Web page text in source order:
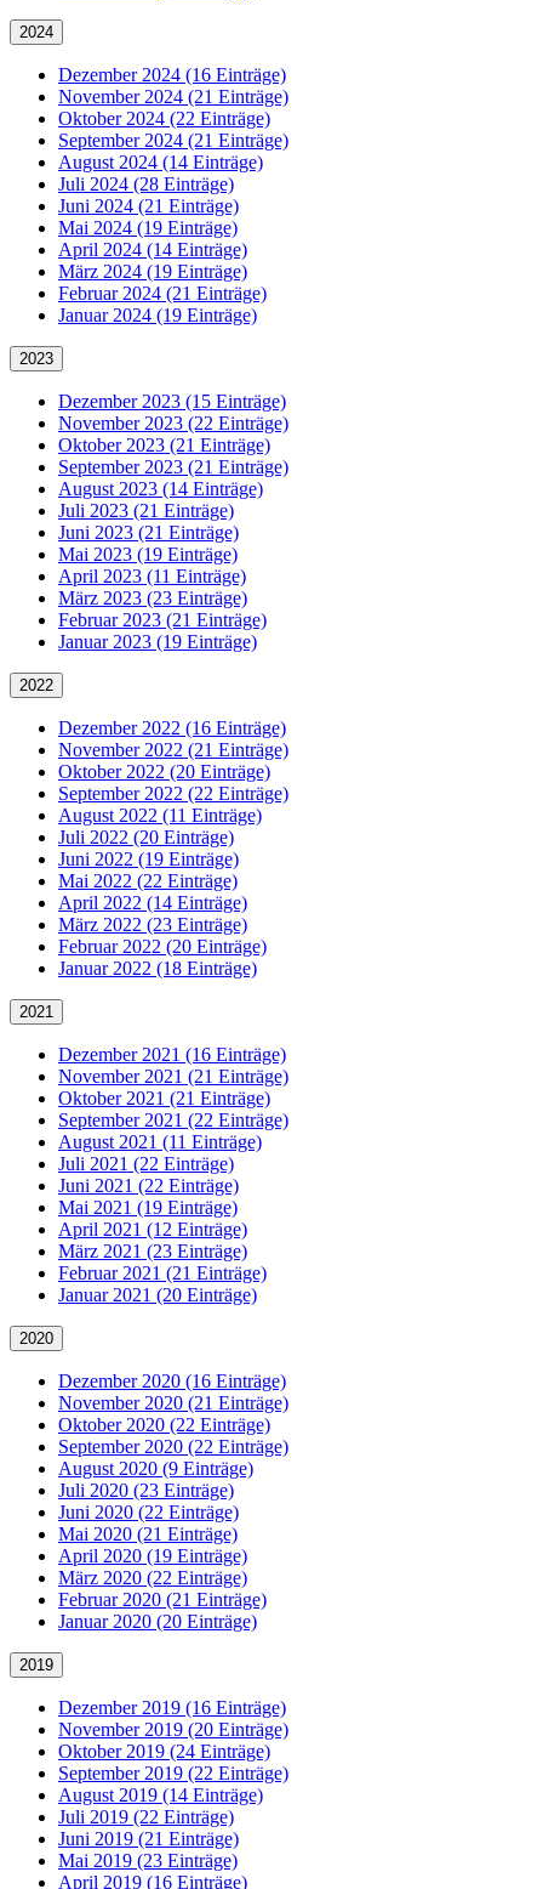
2024
Dezember 2024 (16 Einträge)
November 2024 (21 Einträge)
Oktober 2024 (22 Einträge)
September 2024 (21 Einträge)
August 2024 (14 Einträge)
Juli 2024 (28 Einträge)
Juni 2024 (21 Einträge)
Mai 2024 (19 Einträge)
April 2024 (14 Einträge)
März 2024 (19 Einträge)
Februar 2024 (21 Einträge)
Januar 2024 (19 Einträge)
2023
Dezember 2023 (15 Einträge)
November 2023 (22 Einträge)
Oktober 2023 (21 Einträge)
September 2023 (21 Einträge)
August 2023 (14 Einträge)
Juli 2023 (21 Einträge)
Juni 2023 (21 Einträge)
Mai 2023 (19 Einträge)
April 2023 (11 Einträge)
März 2023 (23 Einträge)
Februar 2023 (21 Einträge)
Januar 2023 (19 Einträge)
2022
Dezember 2022 (16 Einträge)
November 2022 (21 Einträge)
Oktober 2022 (20 Einträge)
September 2022 (22 Einträge)
August 2022 (11 Einträge)
Juli 2022 (20 Einträge)
Juni 2022 (19 Einträge)
Mai 2022 (22 Einträge)
April 2022 (14 Einträge)
März 2022 (23 Einträge)
Februar 2022 (20 Einträge)
Januar 2022 (18 Einträge)
2021
Dezember 2021 (16 Einträge)
November 2021 (21 Einträge)
Oktober 2021 (21 Einträge)
September 2021 (22 Einträge)
August 2021 (11 Einträge)
Juli 2021 (22 Einträge)
Juni 2021 (22 Einträge)
Mai 2021 (19 Einträge)
April 2021 (12 Einträge)
März 2021 (23 Einträge)
Februar 2021 (21 Einträge)
Januar 2021 (20 Einträge)
2020
Dezember 2020 (16 Einträge)
November 2020 (21 Einträge)
Oktober 2020 (22 Einträge)
September 2020 (22 Einträge)
August 2020 (9 Einträge)
Juli 2020 (23 Einträge)
Juni 2020 (22 Einträge)
Mai 2020 (21 Einträge)
April 2020 (19 Einträge)
März 2020 (22 Einträge)
Februar 2020 (21 Einträge)
Januar 2020 (20 Einträge)
2019
Dezember 2019 (16 Einträge)
November 2019 (20 Einträge)
Oktober 2019 (24 Einträge)
September 2019 (22 Einträge)
August 2019 (14 Einträge)
Juli 2019 (22 Einträge)
Juni 2019 (21 Einträge)
Mai 2019 (23 Einträge)
April 2019 (16 Einträge)